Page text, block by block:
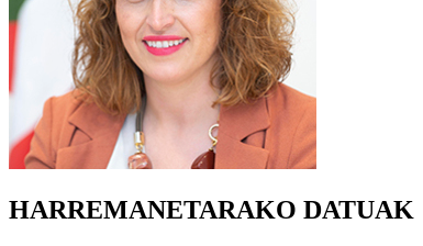
HARREMANETARAKO DATUAK